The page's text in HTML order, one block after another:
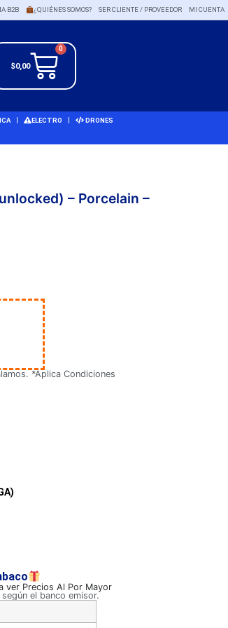
B2B ¿QUIÉNES SOMOS? SER CLIENTE / PROVEEDOR MI CUENTA
$0,00
0
ELECTRO DRONES
– Porcelain –
*Aplica Condiciones
ver Precios Al Por Mayor
el banco emisor.